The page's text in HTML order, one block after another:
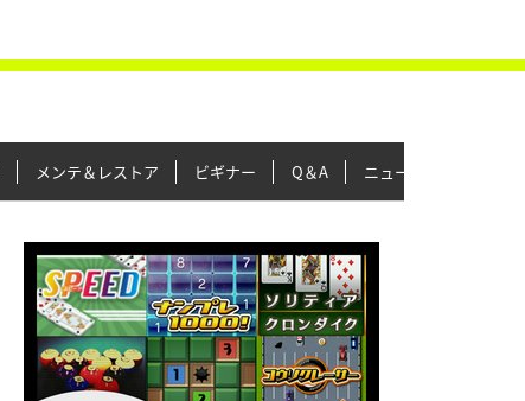
メンテ＆レストア ビギナー Q＆A ニュース＆トピックス